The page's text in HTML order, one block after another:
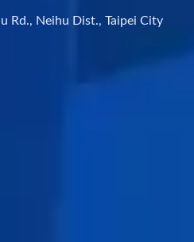
Rd., Neihu Dist., Taipei City